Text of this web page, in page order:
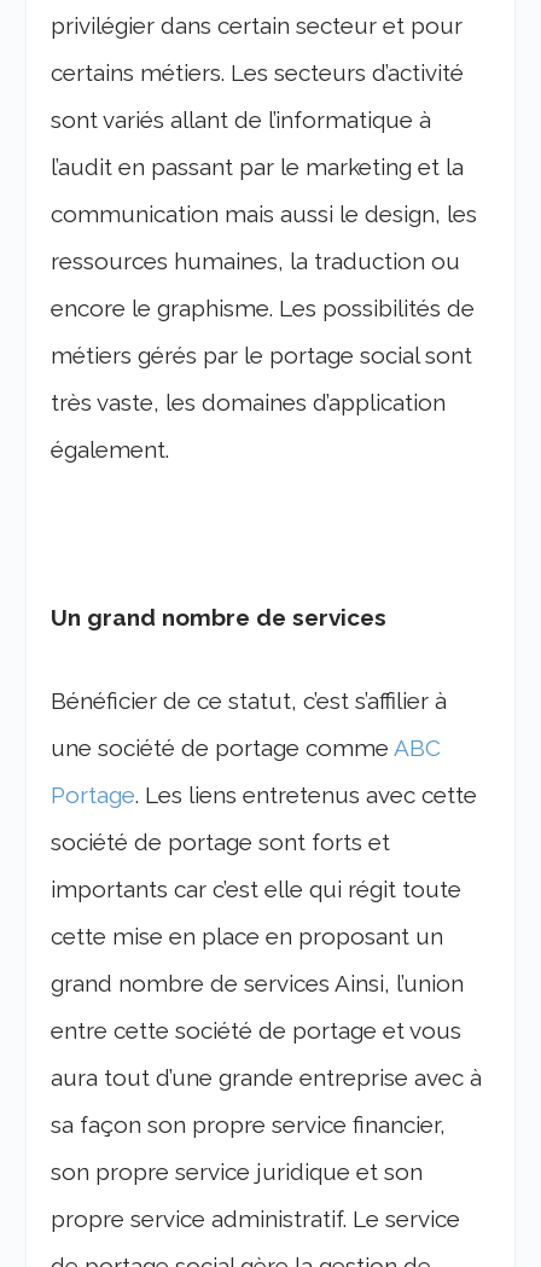
privilégier dans certain secteur et pour
certains métiers. Les secteurs d’activité
sont variés allant de l’informatique à
l’audit en passant par le marketing et la
communication mais aussi le design, les
ressources humaines, la traduction ou
encore le graphisme. Les possibilités de
métiers gérés par le portage social sont
très vaste, les domaines d’application
également.
Un grand nombre de services
Bénéficier de ce statut, c’est s’affilier à
une société de portage comme ABC
Portage. Les liens entretenus avec cette
société de portage sont forts et
importants car c’est elle qui régit toute
cette mise en place en proposant un
grand nombre de services Ainsi, l’union
entre cette société de portage et vous
aura tout d’une grande entreprise avec à
sa façon son propre service financier,
son propre service juridique et son
propre service administratif. Le service